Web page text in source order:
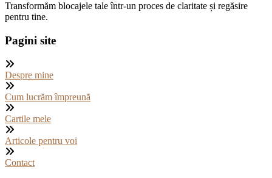
Transformăm blocajele tale într-un proces de claritate și regăsire
pentru tine.
Pagini site
Despre mine
Cum lucrăm împreună
Cartile mele
Articole pentru voi
Contact